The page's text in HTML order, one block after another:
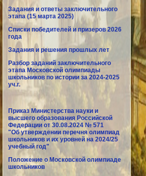
Задания и ответы заключительного
этапа (15 марта 2025)
Списки победителей и призеров 2026
года
Задания и решения прошлых лет
Разбор заданий заключительного
этапа Московской олимпиады
школьников по истории за 2024-2025
уч.г.
Приказ Министерства науки и
высшего образования Российской
Федерации от 30.08.2024 № 571
"Об утверждении перечня олимпиад
школьников и их уровней на 2024/25
учебный год"
Положение о Московской олимпиаде
школьников